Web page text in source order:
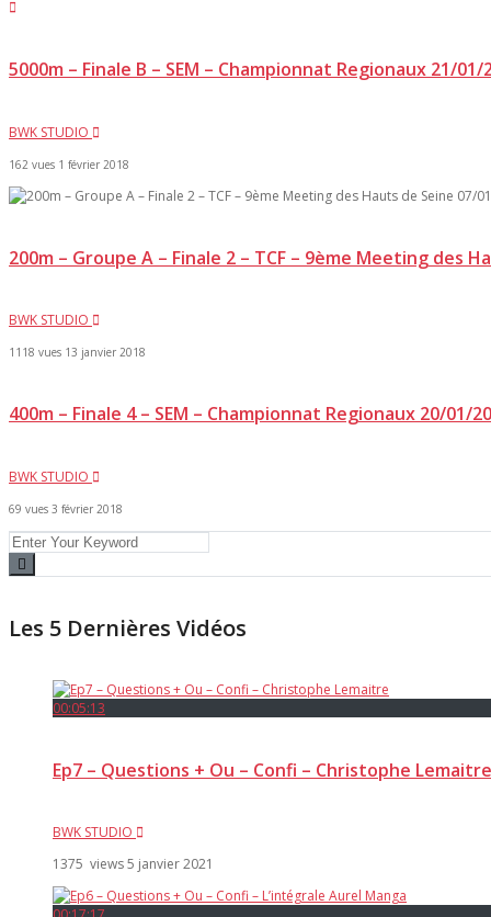
5000m – Finale B – SEM – Championnat Regionaux 21/01/
BWK STUDIO
162 vues 1 février 2018
200m – Groupe A – Finale 2 – TCF – 9ème Meeting des
BWK STUDIO
1118 vues 13 janvier 2018
400m – Finale 4 – SEM – Championnat Regionaux 20/01/
BWK STUDIO
69 vues 3 février 2018
Les 5 Dernières Vidéos
00:05:13
Ep7 – Questions + Ou – Confi – Christophe Lemaitre
BWK STUDIO
1375 views5 janvier 2021